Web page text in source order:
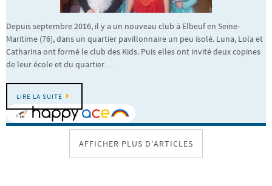
Depuis septembre 2016, il y a un nouveau club à Elbeuf en Seine-
Maritime (76), dans un quartier pavillonnaire un peu isolé. Luna, Lola et
Catharina ont formé le club des Kids. Puis elles ont invité deux copines
de leur école et du quartier…
LIRE LA SUITE
AFFICHER PLUS D'ARTICLES